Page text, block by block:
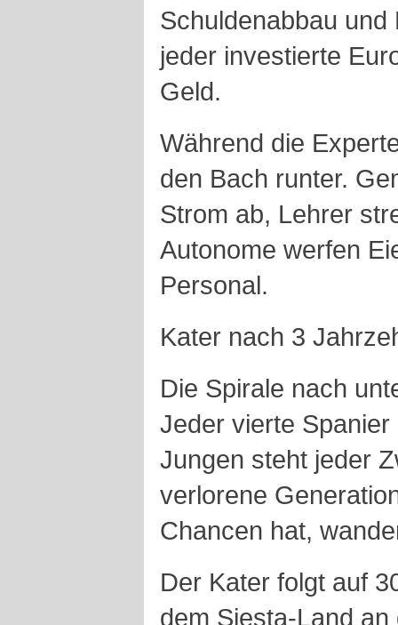
Schuldenabbau
jeder investierte
Geld.
Während die
den Bach runter.
Strom ab, Lehrer
Autonome werfen
Personal.
Kater nach 3
Die Spirale nach
Jeder vierte
Jungen steht jeder
verlorene
Chancen hat,
Der Kater folgt auf
dem Siesta-Land